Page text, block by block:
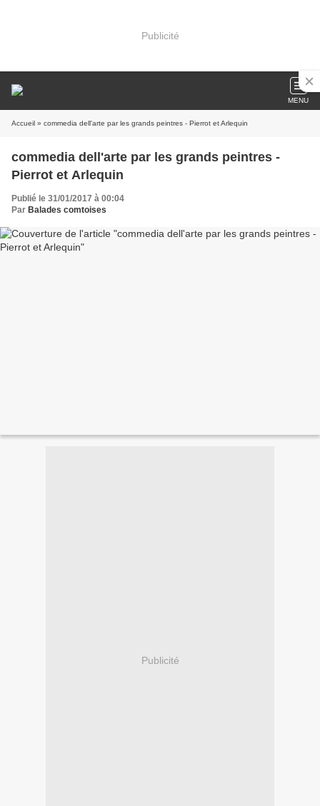
Publicité
MENU
Accueil » commedia dell'arte par les grands peintres - Pierrot et Arlequin
commedia dell'arte par les grands peintres -
Pierrot et Arlequin
Publié le 31/01/2017 à 00:04
Par Balades comtoises
Publicité